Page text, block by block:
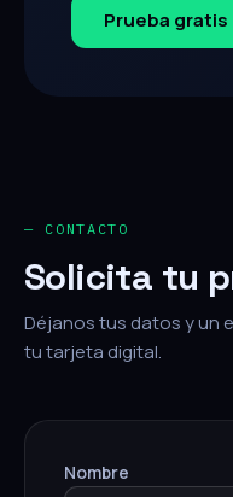
Prueba gratis
— CONTACTO
Solicita tu
Déjanos tus datos y un
tu tarjeta digital.
Nombre